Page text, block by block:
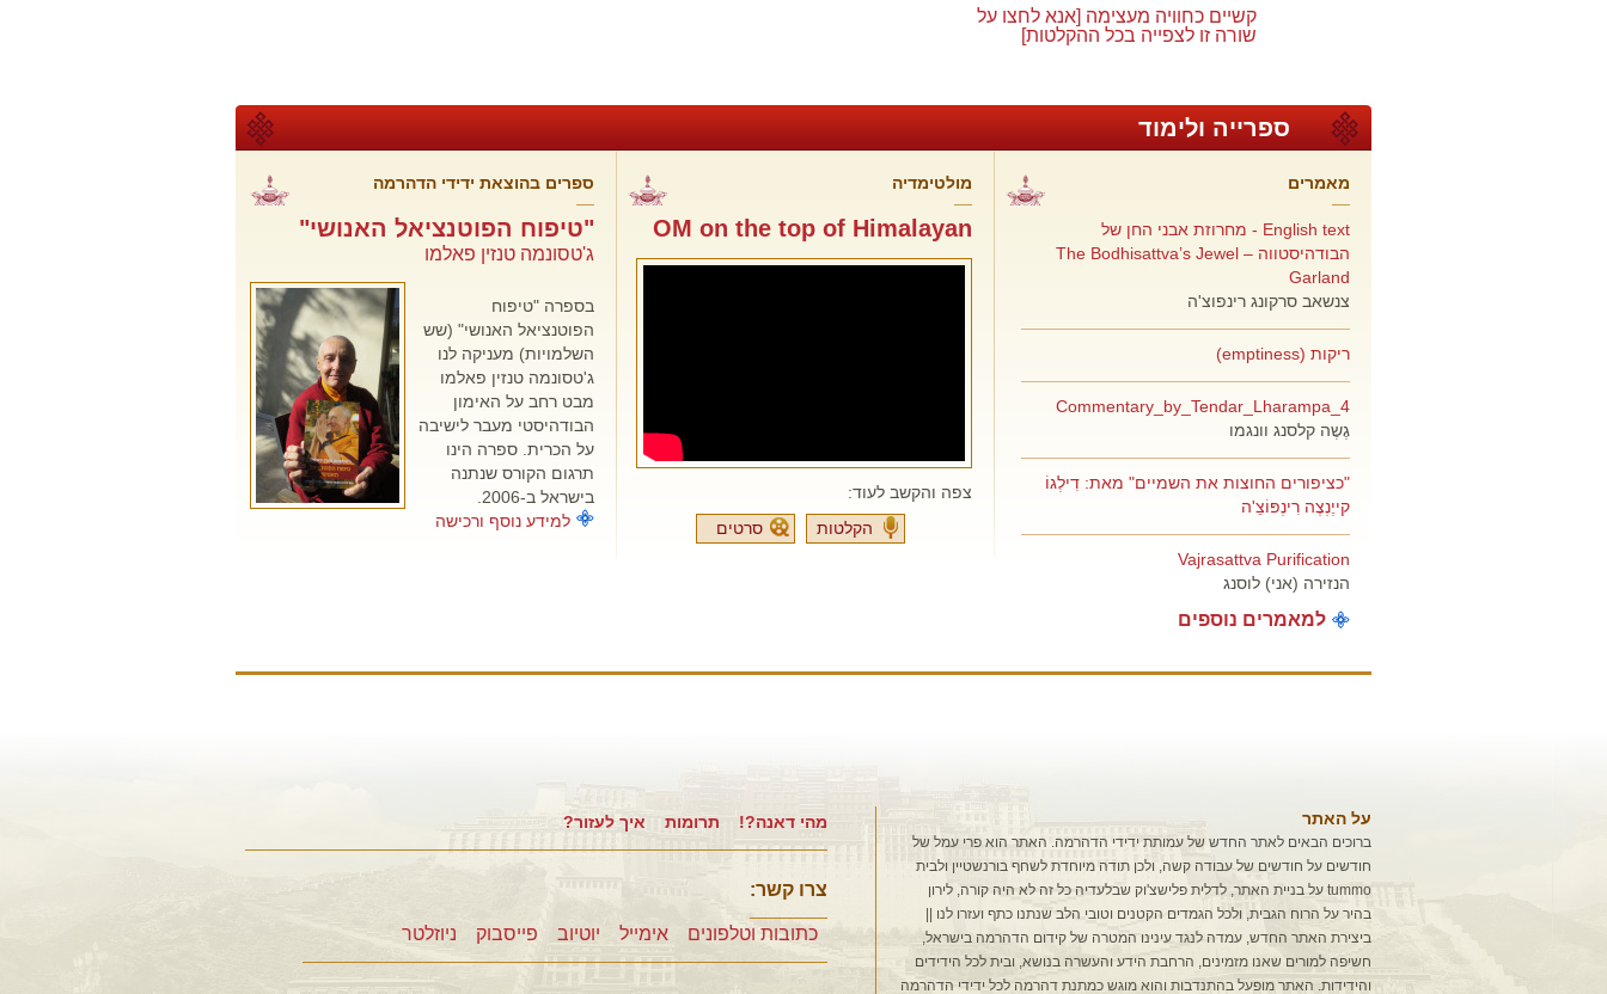
קשיים כחוויה מעצימה [אנא לחצו על
שורה זו לצפייה בכל ההקלטות]
ספרייה ולימוד
מאמרים
English text - מחרוזת אבני החן של
הבודהיסטווה – The Bodhisattva’s Jewel
Garland
צנשאב סרקונג רינפוצ'ה
ריקות (emptiness)
4_Commentary_by_Tendar_Lharampa
גֶשֶה קלסנג וונגמו
"כציפורים החוצות את השמיים" מאת: דִילְגוֹ
קייֶנְצֶה רִינְפּוֹצֵ'ה
Vajrasattva Purification
הנזירה (אני) לוסנג
למאמרים נוספים
מולטימדיה
OM on the top of Himalayan
צפה והקשב לעוד:
הקלטות
סרטים
ספרים בהוצאת ידידי הדהרמה
"טיפוח הפוטנציאל האנושי"
ג'טסונמה טנזין פאלמו
בספרה "טיפוח
הפוטנציאל האנושי" (שש
השלמויות) מעניקה לנו
ג'טסונמה טנזין פאלמו
מבט רחב על האימון
הבודהיסטי מעבר לישיבה
על הכרית. ספרה הינו
תרגום הקורס שנתנה
בישראל ב-2006.
למידע נוסף ורכישה
על האתר
ברוכים הבאים לאתר החדש של עמותת ידידי הדהרמה. האתר הוא פרי עמל של
חודשים על חודשים של עבודה קשה, ולכן תודה מיוחדת לשחף בורנשטיין ולבית
tummo על בניית האתר, לדלית פלישצ'וק שבלעדיה כל זה לא היה קורה, לירון
בהיר על הרוח הגבית, ולכל הגמדים הקטנים וטובי הלב שנתנו כתף ועזרו לנו ||
ביצירת האתר החדש, עמדה לנגד עינינו המטרה של קידום הדהרמה בישראל,
חשיפה למורים שאנו מזמינים, הרחבת הידע והעשרה בנושא, ובית לכל הידידים
והידידות. האתר מופעל בהתנדבות והוא מוגש כמתנת דהרמה לכל ידידי הדהרמה
מהי דאנה?! תרומות איך לעזור?
צרו קשר:
כתובות וטלפונים אימייל יוטיוב פייסבוק ניוזלטר